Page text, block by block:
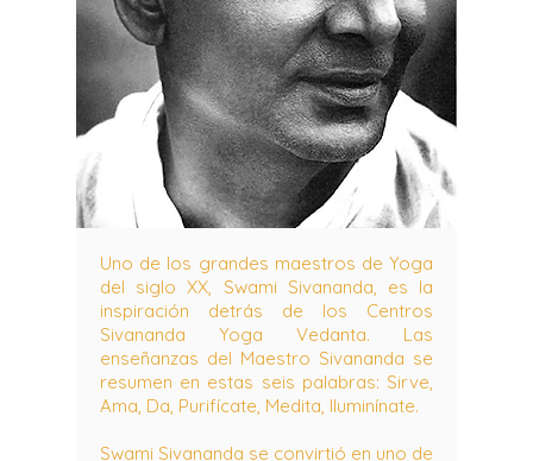
Uno de los grandes maestros de Yoga
del siglo XX, Swami Sivananda, es la
inspiración detrás de los Centros
Sivananda Yoga Vedanta. Las
enseñanzas del Maestro Sivananda se
resumen en estas seis palabras: Sirve,
Ama, Da, Purifícate, Medita, Iluminínate.
Swami Sivananda se convirtió en uno de